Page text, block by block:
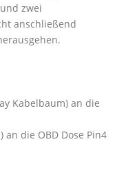
zwei
anschließend
Kabelbaum) an die
die OBD Dose Pin4